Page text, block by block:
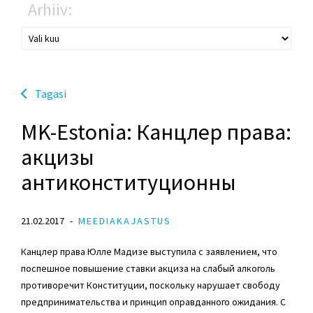
Arhiiv:
Tagasi
MK-Estonia: Канцлер права:
акцизы
антиконституционны
21.02.2017 MEEDIAKAJASTUS
Канцлер права Юлле Мадизе выступила с заявлением, что
поспешное повышение ставки акциза на слабый алкоголь
противоречит Конституции, поскольку нарушает свободу
предпринимательства и принцип оправданного ожидания. С